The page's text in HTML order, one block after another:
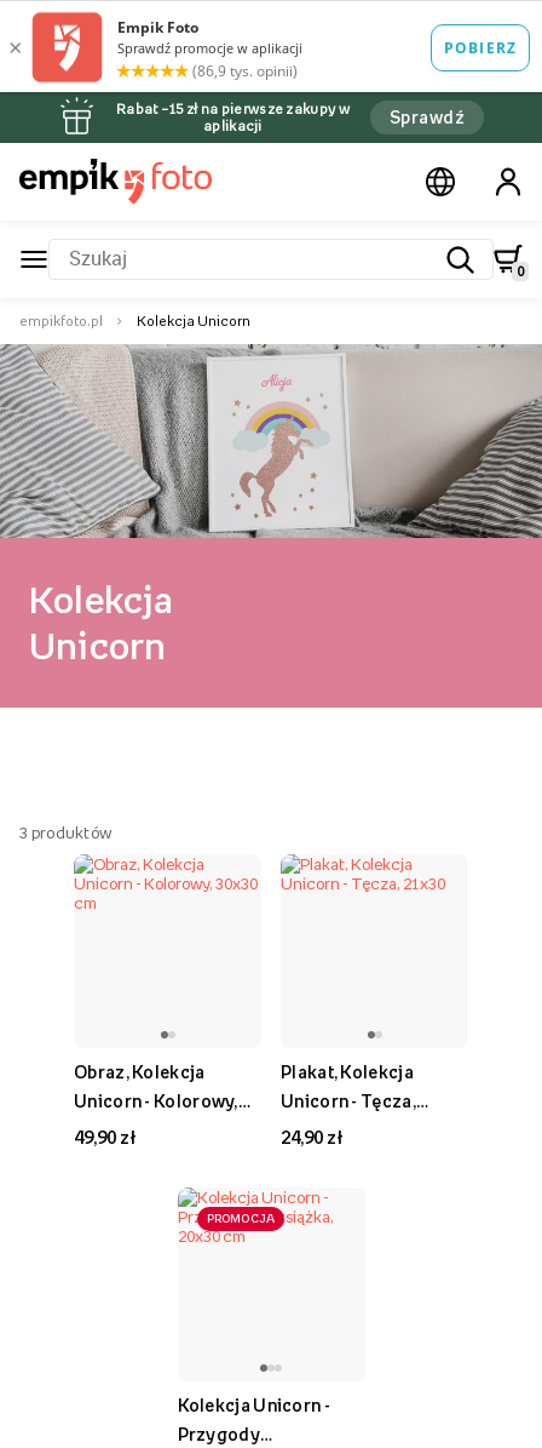
Rabat –15 zł na pierwsze zakupy w
aplikacji
Sprawdź
0
empikfoto.pl Kolekcja Unicorn
Kolekcja
Unicorn
3 produktów
Obraz, Kolekcja
Unicorn - Kolorowy,
30x30 cm
49,90 zł
Plakat, Kolekcja
Unicorn - Tęcza,
21x30
24,90 zł
PROMOCJA
Kolekcja Unicorn -
Przygody